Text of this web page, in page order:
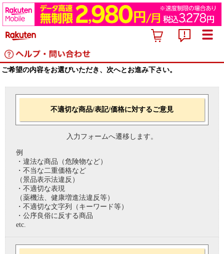
ご希望の内容をお選びいただき、次へとお進み下さい。
不適切な商品/表記/価格に対するご意見
入力フォームへ遷移します。
例
・違法な商品（危険物など）
・不当な二重価格など
（景品表示法違反）
・不適切な表現
（薬機法、健康増進法違反等）
・不適切な文字列（キーワード等）
・公序良俗に反する商品
etc.